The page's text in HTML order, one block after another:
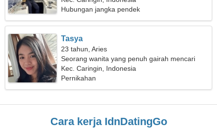
Hubungan jangka pendek
Tasya
23 tahun, Aries
Seorang wanita yang penuh gairah mencari
cinta sejati
Kec. Caringin, Indonesia
Pernikahan
Cara kerja IdnDatingGo